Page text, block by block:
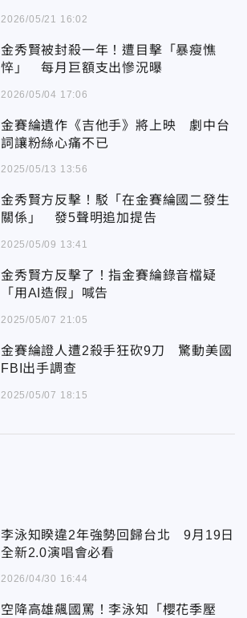
2026/05/21 16:02
金秀賢被封殺一年！遭目擊「暴瘦憔
悴」 每月巨額支出慘況曝
2026/05/04 17:06
金賽綸遺作《吉他手》將上映 劇中台
詞讓粉絲心痛不已
2025/05/13 13:56
金秀賢方反擊！駁「在金賽綸國二發生
關係」 發5聲明追加提告
2025/05/09 13:41
金秀賢方反擊了！指金賽綸錄音檔疑
「用AI造假」喊告
2025/05/07 21:05
金賽綸證人遭2殺手狂砍9刀 驚動美國
FBI出手調查
2025/05/07 18:15
李泳知睽違2年強勢回歸台北 9月19日
全新2.0演唱會必看
2026/04/30 16:44
空降高雄飆國罵！李泳知「櫻花季壓